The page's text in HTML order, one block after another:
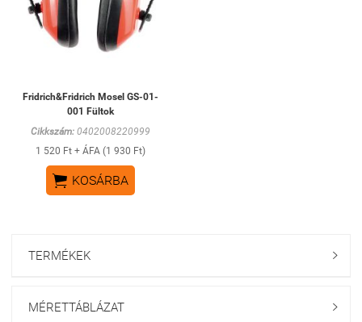
Fridrich&Fridrich Mosel GS-01-
001 Fültok
Cikkszám: 0402008220999
1 520 Ft + ÁFA (1 930 Ft)
 KOSÁRBA
TERMÉKEK 
MÉRETTÁBLÁZAT 